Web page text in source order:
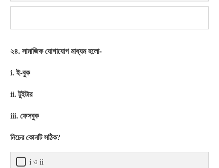
২৪. সামাজিক যোগাযোগ মাধ্যম হলো-
i. ই-বুক
ii. টুইটার
iii. ফেসবুক
নিচের কোনটি সঠিক?
i ও ii